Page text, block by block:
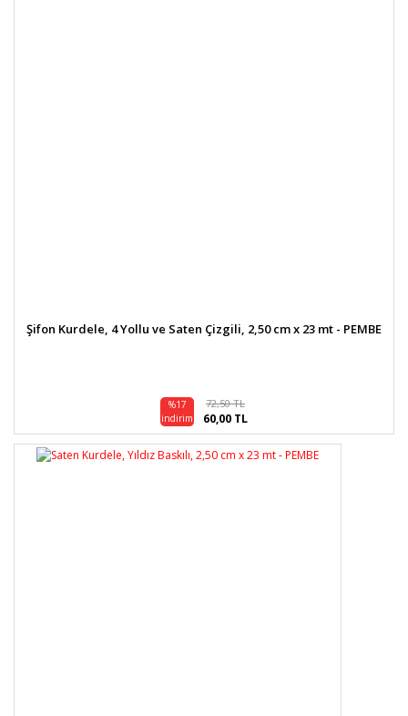
Şifon Kurdele, 4 Yollu ve Saten Çizgili, 2,50 cm x 23 mt - PEMBE
%17
indirim
72,50 TL
60,00 TL